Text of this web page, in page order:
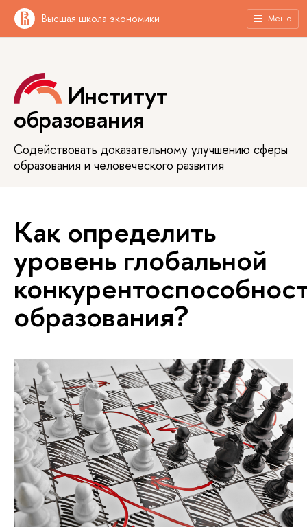
Высшая школа экономики Меню
Институт
образования
Содействовать доказательному улучшению сферы
образования и человеческого развития
Как определить
уровень глобальной
образования?